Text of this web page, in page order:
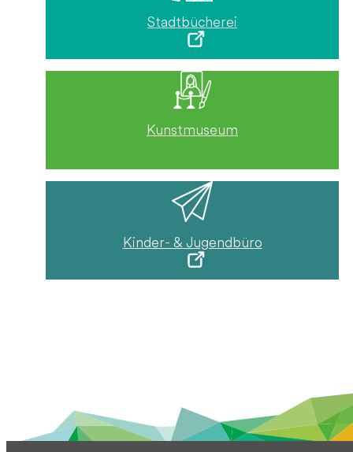
Stadtbücherei
Kunstmuseum
Kinder- & Jugendbüro